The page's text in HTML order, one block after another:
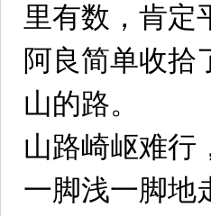
里有数，肯定
阿良简单收拾
山的路。
山路崎岖难行
一脚浅一脚地